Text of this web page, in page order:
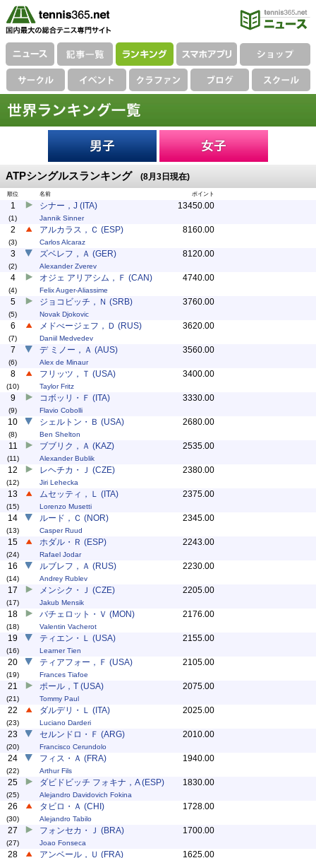
ATPシングルスランキング (8月3日現在)
順位 名前 ポイント
1
(1)
シナー，J (ITA)
Jannik Sinner
13450.00
2
(3)
アルカラス，Ｃ (ESP)
Carlos Alcaraz
8160.00
3
(2)
ズベレフ，Ａ (GER)
Alexander Zverev
8120.00
4
(4)
オジェ アリアシム，Ｆ (CAN)
Felix Auger-Aliassime
4740.00
5
(5)
ジョコビッチ，Ｎ (SRB)
Novak Djokovic
3760.00
6
(7)
メドべージェフ，Ｄ (RUS)
Daniil Medvedev
3620.00
7
(6)
デ ミノー，Ａ (AUS)
Alex de Minaur
3560.00
8
(10)
フリッツ，Ｔ (USA)
Taylor Fritz
3400.00
9
(9)
コボッリ・Ｆ (ITA)
Flavio Cobolli
3330.00
10
(8)
シェルトン・Ｂ (USA)
Ben Shelton
2680.00
11
(11)
ブブリク，Ａ (KAZ)
Alexander Bublik
2535.00
12
(12)
レヘチカ・Ｊ (CZE)
Jiri Lehecka
2380.00
13
(15)
ムセッティ，Ｌ (ITA)
Lorenzo Musetti
2375.00
14
(13)
ルード，Ｃ (NOR)
Casper Ruud
2345.00
15
(24)
ホダル・Ｒ (ESP)
Rafael Jodar
2243.00
16
(14)
ルブレフ，Ａ (RUS)
Andrey Rublev
2230.00
17
(17)
メンシク・Ｊ (CZE)
Jakub Mensik
2205.00
18
(18)
バチェロット・Ｖ (MON)
Valentin Vacherot
2176.00
19
(16)
ティエン・Ｌ (USA)
Learner Tien
2155.00
20
(19)
ティアフォー，Ｆ (USA)
Frances Tiafoe
2105.00
21
(21)
ポール，T (USA)
Tommy Paul
2075.00
22
(23)
ダルデリ・Ｌ (ITA)
Luciano Darderi
2025.00
23
(20)
セルンドロ・Ｆ (ARG)
Francisco Cerundolo
2010.00
24
(22)
フィス・Ａ (FRA)
Arthur Fils
1940.00
25
(25)
ダビドビッチ フォキナ，A (ESP)
Alejandro Davidovich Fokina
1830.00
26
(30)
タビロ・Ａ (CHI)
Alejandro Tabilo
1728.00
27
(27)
フォンセカ・Ｊ (BRA)
Joao Fonseca
1700.00
28 アンベール，Ｕ (FRA) 1625.00